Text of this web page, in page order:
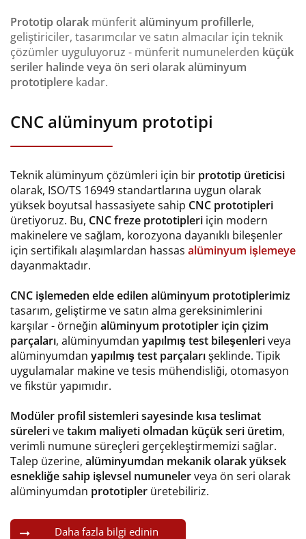
Prototip olarak münferitalüminyum profillerle,
geliştiriciler, tasarımcılar ve satın almacılar için teknik
çözümler uyguluyoruz - münferit numunelerden küçük
seriler halinde veya ön seri olarak alüminyum
prototiplere kadar.
CNC alüminyum prototipi
Teknik alüminyum çözümleri için bir prototip üreticisi
olarak, ISO/TS 16949 standartlarına uygun olarak
yüksek boyutsal hassasiyete sahip CNC prototipleri
üretiyoruz. Bu, CNC freze prototipleri için modern
makinelere ve sağlam, korozyona dayanıklı bileşenler
için sertifikalı alaşımlardan hassas alüminyum işlemeye
dayanmaktadır.
CNC işlemeden elde edilen alüminyum prototiplerimiz
tasarım, geliştirme ve satın alma gereksinimlerini
karşılar - örneğin alüminyum prototipler için çizim
parçaları, alüminyumdan yapılmış test bileşenleriveya
alüminyumdan yapılmış test parçalarışeklinde. Tipik
uygulamalar makine ve tesis mühendisliği, otomasyon
ve fikstür yapımıdır.
Modüler profil sistemleri sayesinde kısa teslimat
sürelerivetakım maliyeti olmadan küçük seri üretim,
verimli numune süreçleri gerçekleştirmemizi sağlar.
Talep üzerine, alüminyumdan mekanik olarak yüksek
esnekliğe sahip işlevsel numunelerveya ön seri olarak
alüminyumdan prototipler üretebiliriz.
Daha fazla bilgi edinin